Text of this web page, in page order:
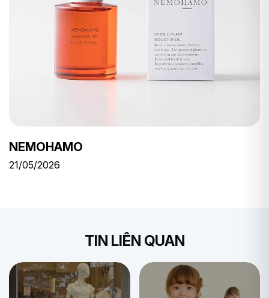
NEMOHAMO
21/05/2026
TIN LIÊN QUAN